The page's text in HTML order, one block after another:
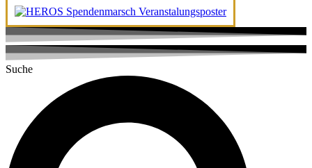
Suche